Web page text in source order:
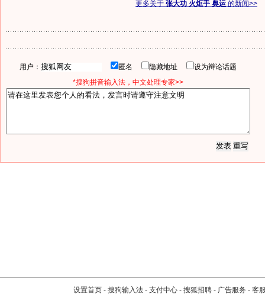
更多关于 张大功 火炬手 奥运 的新闻>>
用户： 匿名 隐藏地址
设为辩论话题
*搜狗拼音输入法，中文处理专家>>
设置首页 - 搜狗输入法 - 支付中心 - 搜狐招聘 - 广告服务 - 客